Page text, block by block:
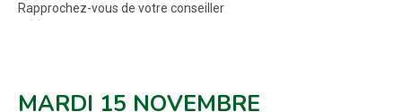
Rapprochez-vous de votre conseiller
MARDI 15 NOVEMBRE